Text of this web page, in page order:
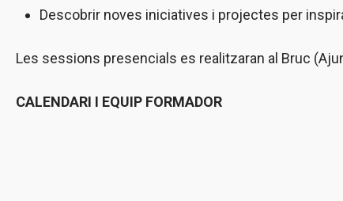
Descobrir noves iniciatives i projectes per
Les sessions presencials es realitzaran al Bruc
CALENDARI I EQUIP FORMADOR